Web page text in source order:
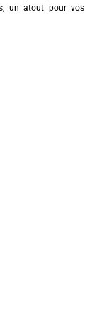
un atout pour vos